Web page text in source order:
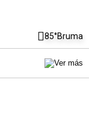
85°Bruma